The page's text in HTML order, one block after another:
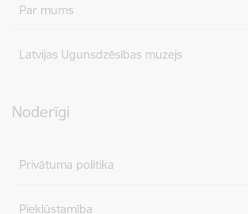
Par mums
Latvijas Ugunsdzēsības muzejs
Noderīgi
Privātuma politika
Piekļūstamība